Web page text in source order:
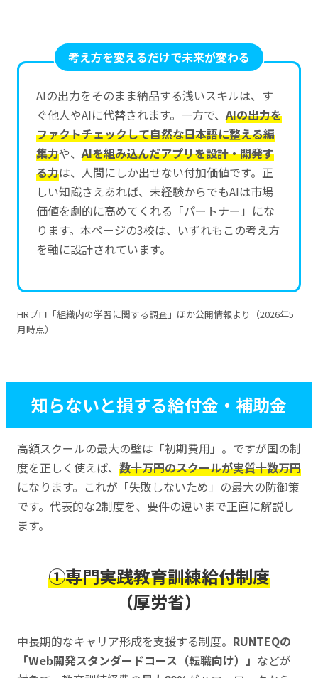
考え方を変えるだけで未来が変わる
AIの出力をそのまま納品する浅いスキルは、す
ぐ他人やAIに代替されます。一方で、AIの出力を
ファクトチェックして自然な日本語に整える編
集力や、AIを組み込んだアプリを設計・開発す
る力は、人間にしか出せない付加価値です。正
しい知識さえあれば、未経験からでもAIは市場
価値を劇的に高めてくれる「パートナー」にな
ります。本ページの3校は、いずれもこの考え方
を軸に設計されています。
HRプロ「組織内の学習に関する調査」ほか公開情報より（2026年5
月時点）
知らないと損する給付金・補助金
高額スクールの最大の壁は「初期費用」。ですが国の制
度を正しく使えば、 数十万円のスクールが実質十数万円
になります。これが「失敗しないため」の最大の防御策
です。代表的な2制度を、要件の違いまで正直に解説し
ます。
①専門実践教育訓練給付制度
（厚労省）
中長期的なキャリア形成を支援する制度。 RUNTEQの
「Web開発スタンダードコース（転職向け）」 などが